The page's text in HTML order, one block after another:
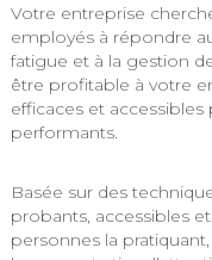
Votre entreprise
employés à répondre
fatigue et à la gestion
être profitable à votre
efficaces et
performants.
Basée sur des
probants, accessibles
personnes la